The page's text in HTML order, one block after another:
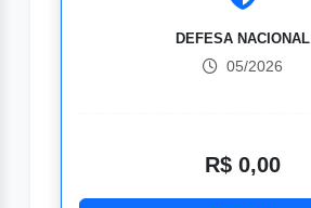
DEFESA NACIONAL
05/2026
R$ 0,00